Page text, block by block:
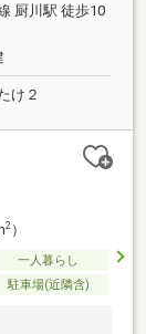
厨川駅 徒歩10
け２
2）
一人暮らし
駐車場(近隣含)